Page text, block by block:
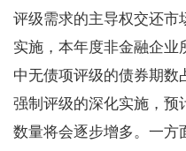
评级需求的主导权交还市
实施，本年度非金融企
中无债项评级的债券期数
强制评级的深化实施，预
数量将会逐步增多。一方